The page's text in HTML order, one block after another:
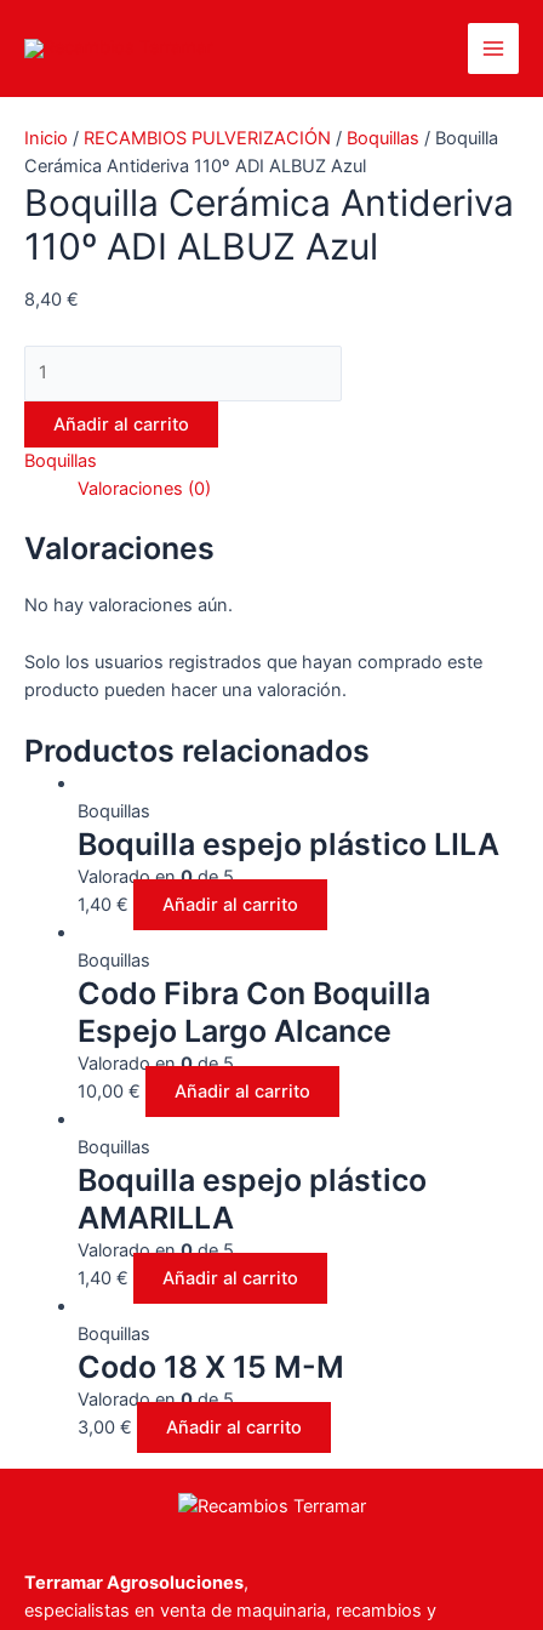
Main
Inicio / RECAMBIOS PULVERIZACIÓN / Boquillas / Boquilla
Cerámica Antideriva 110º ADI ALBUZ Azul
Boquilla Cerámica Antideriva
110º ADI ALBUZ Azul
8,40 €
Cerámica
Antideriva
ADI
cantidad
Añadir al carrito
Boquillas
Valoraciones (0)
Valoraciones
No hay valoraciones aún.
Solo los usuarios registrados que hayan comprado este
producto pueden hacer una valoración.
Productos relacionados
Boquillas
Boquilla espejo plástico LILA
Valorado en0de 5
1,40 € Añadir al carrito
Boquillas
Codo Fibra Con Boquilla
Espejo Largo Alcance
Valorado en0de 5
10,00 € Añadir al carrito
Boquillas
Boquilla espejo plástico
AMARILLA
Valorado en0de 5
1,40 € Añadir al carrito
Boquillas
Codo 18 X 15 M-M
Valorado en0de 5
3,00 € Añadir al carrito
Terramar Agrosoluciones,
especialistas en venta de maquinaria, recambios y